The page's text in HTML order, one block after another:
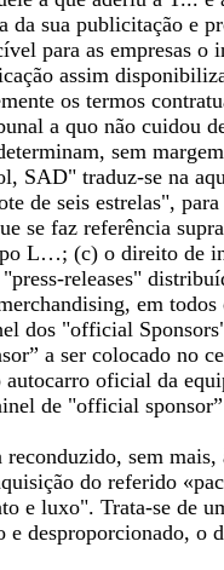
da sua publicitação e
para as empresas
assim
os termos
a quo não cuidou
sem
traduz-se na
de seis estrelas",
faz referência
L…; (c) o direito de
releases"
em todos
"official
a ser colocado no
autocarro oficial da
de "official
sem mais,
do referido
e luxo". Trata-se de
desproporcionado, o